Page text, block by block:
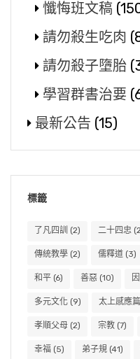
懺悔班文稿
請勿殺生吃肉
請勿殺子墮胎
學習群書治要
最新公告 (15)
標籤
了凡四訓 (2) 二十四忠
傳統教學 (2) 儒釋道 (3)
和平 (6) 善惡 (10)
多元文化 (9) 太上感應篇
孝順父母 (2) 宗教 (7)
幸福 (5) 弟子規 (41)